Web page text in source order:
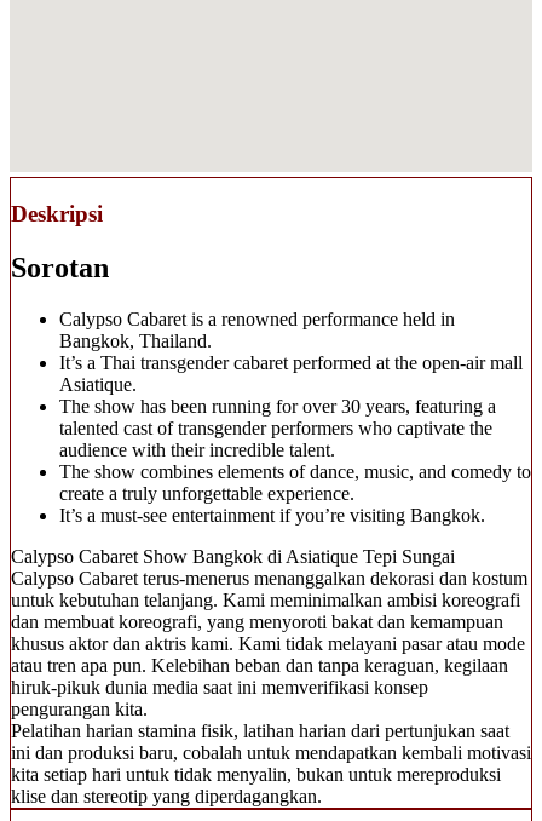
Deskripsi
Sorotan
Calypso Cabaret is a renowned performance held in
Bangkok, Thailand.
It’s a Thai transgender cabaret performed at the open-air mall
Asiatique.
The show has been running for over 30 years, featuring a
talented cast of transgender performers who captivate the
audience with their incredible talent.
The show combines elements of dance, music, and comedy to
create a truly unforgettable experience.
It’s a must-see entertainment if you’re visiting Bangkok.
Calypso Cabaret Show Bangkok di Asiatique Tepi Sungai
Calypso Cabaret terus-menerus menanggalkan dekorasi dan kostum
untuk kebutuhan telanjang. Kami meminimalkan ambisi koreografi
dan membuat koreografi, yang menyoroti bakat dan kemampuan
khusus aktor dan aktris kami. Kami tidak melayani pasar atau mode
atau tren apa pun. Kelebihan beban dan tanpa keraguan, kegilaan
hiruk-pikuk dunia media saat ini memverifikasi konsep
pengurangan kita.
Pelatihan harian stamina fisik, latihan harian dari pertunjukan saat
ini dan produksi baru, cobalah untuk mendapatkan kembali motivasi
kita setiap hari untuk tidak menyalin, bukan untuk mereproduksi
klise dan stereotip yang diperdagangkan.